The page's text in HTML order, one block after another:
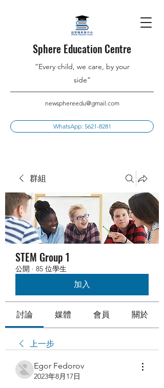
Sphere Education Centre
”Every child, we care, by your
side”
newsphereedu@gmail.com
WhatsApp: 5621-8281
群組
STEM Group 1
公開 · 85 位學生
加入
討論 媒體 會員 關於
上一步
Egor Fedorov
2023年8月17日